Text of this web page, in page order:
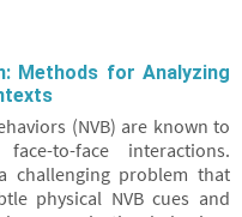
Methods for Analyzing
(NVB) are known to
to-face interactions.
challenging problem that
physical NVB cues and